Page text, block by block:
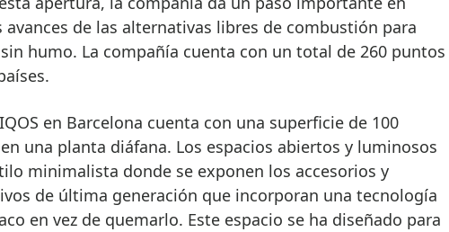
de las alternativas libres de combustión para
humo. La compañía cuenta con un total de 260 puntos
en Barcelona cuenta con una superficie de 100
una planta diáfana. Los espacios abiertos y luminosos
minimalista donde se exponen los accesorios y
de última generación que incorporan una tecnología
en vez de quemarlo. Este espacio se ha diseñado para